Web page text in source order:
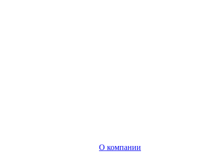
О компании